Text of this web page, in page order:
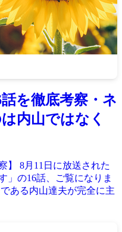
を徹底考察・ネ
内山ではなく
】 8月11日に放送された
」の16話、ご覧になりま
ある内山達夫が完全に主